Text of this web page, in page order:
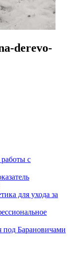
derevo-
с
для ухода за
под Барановичами